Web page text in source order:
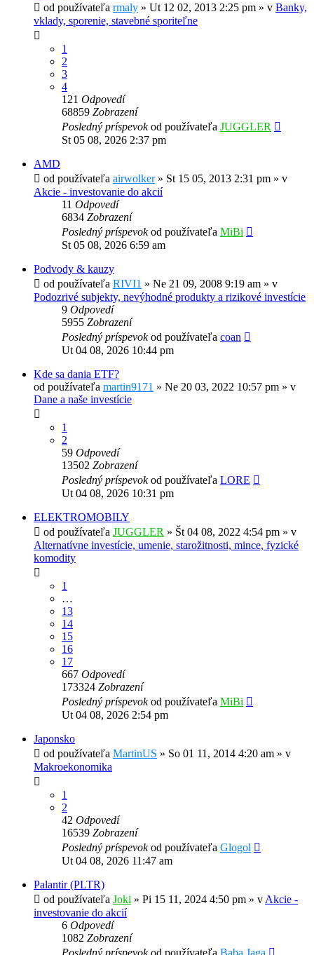
od používateľa rmaly » Ut 12 02, 2013 2:25 pm » v Banky,
vklady, sporenie, stavebné sporiteľne
1
2
3
4
121 Odpovedí
68859 Zobrazení
Posledný príspevokod používateľa JUGGLER
St 05 08, 2026 2:37 pm
AMD
od používateľa airwolker» St 15 05, 2013 2:31 pm » v
Akcie - investovanie do akcií
11 Odpovedí
6834 Zobrazení
Posledný príspevokod používateľa MiBi
St 05 08, 2026 6:59 am
Podvody & kauzy
od používateľa RIVI1 » Ne 21 09, 2008 9:19 am » v
Podozrivé subjekty, nevýhodné produkty a rizikové investície
9 Odpovedí
5955 Zobrazení
Posledný príspevokod používateľa coan
Ut 04 08, 2026 10:44 pm
Kde sa dania ETF?
od používateľa martin9171 » Ne 20 03, 2022 10:57 pm » v
Dane a naše investície
1
2
59 Odpovedí
13502 Zobrazení
Posledný príspevokod používateľa LORE
Ut 04 08, 2026 10:31 pm
ELEKTROMOBILY
od používateľa JUGGLER » Št 04 08, 2022 4:54 pm » v
Alternatívne investície, umenie, starožitnosti, mince, fyzické
komodity
1
…
13
14
15
16
17
667 Odpovedí
173324 Zobrazení
Posledný príspevokod používateľa MiBi
Ut 04 08, 2026 2:54 pm
Japonsko
od používateľa MartinUS » So 01 11, 2014 4:20 am » v
Makroekonomika
1
2
42 Odpovedí
16539 Zobrazení
Posledný príspevokod používateľa Glogol
Ut 04 08, 2026 11:47 am
Palantir (PLTR)
od používateľa Joki » Pi 15 11, 2024 4:50 pm » vAkcie -
investovanie do akcií
6 Odpovedí
1082 Zobrazení